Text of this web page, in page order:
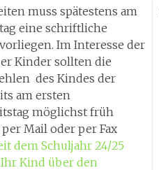
muss spätestens am
eine schriftliche
Im Interesse der
Kinder sollten die
des Kindes der
am ersten
möglichst früh
Mail oder per Fax
dem Schuljahr 24/25
Kind über den